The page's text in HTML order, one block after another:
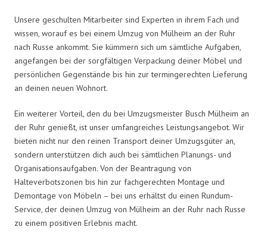
Unsere geschulten Mitarbeiter sind Experten in ihrem Fach und
wissen, worauf es bei einem Umzug von Mülheim an der Ruhr
nach Russe ankommt. Sie kümmern sich um sämtliche Aufgaben,
angefangen bei der sorgfältigen Verpackung deiner Möbel und
persönlichen Gegenstände bis hin zur termingerechten Lieferung
an deinen neuen Wohnort.
Ein weiterer Vorteil, den du bei Umzugsmeister Busch Mülheim an
der Ruhr genießt, ist unser umfangreiches Leistungsangebot. Wir
bieten nicht nur den reinen Transport deiner Umzugsgüter an,
sondern unterstützen dich auch bei sämtlichen Planungs- und
Organisationsaufgaben. Von der Beantragung von
Halteverbotszonen bis hin zur fachgerechten Montage und
Demontage von Möbeln – bei uns erhältst du einen Rundum-
Service, der deinen Umzug von Mülheim an der Ruhr nach Russe
zu einem positiven Erlebnis macht.